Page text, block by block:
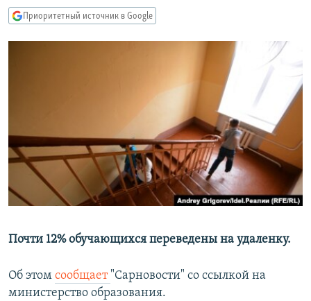
Вернутся
КАВКАЗ.РЕАЛИИ
ПОДПИШИТЕСЬ НА РАССЫЛКУ
СОЦИАЛЬНЫЕ СЕТИ
Приоритетный источник в Google
Почти 12% обучающихся переведены на удаленку.
Об этом сообщает "Сарновости" со ссылкой на
министерство образования.